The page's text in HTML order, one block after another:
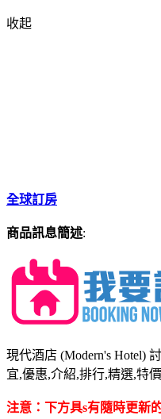
收起
全球訂房
商品訊息簡述:
現代酒店 (Modern's Hotel)
宜,優惠,介紹,排行,精選,特
注意：下方具s有隨時更新